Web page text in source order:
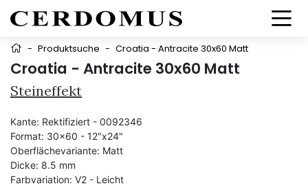
- Produktsuche - Croatia - Antracite 30x60 Matt
Croatia - Antracite 30x60 Matt
Steineffekt
Kante: Rektifiziert - 0092346
Format: 30x60 - 12"x24"
Oberflächevariante: Matt
Dicke: 8.5 mm
Farbvariation: V2 - Leicht